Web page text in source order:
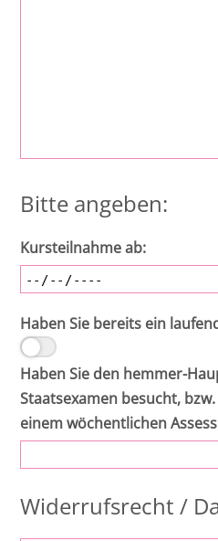
Bitte angeben:
Kursteilnahme ab:
Haben Sie bereits ein
Haben Sie den hemmer-
Staatsexamen besucht,
einem wöchentlichen
Widerrufsrecht /